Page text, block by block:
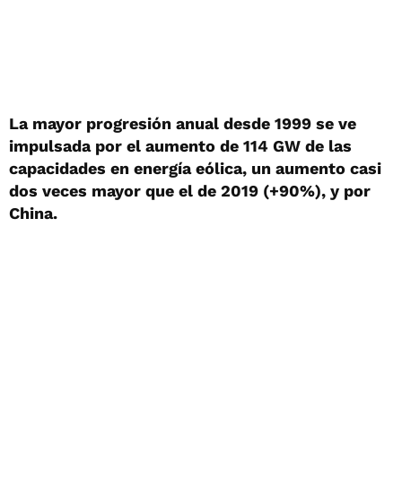
La mayor progresión anual desde 1999 se ve
impulsada por el aumento de 114 GW de las
capacidades en energía eólica, un aumento casi
dos veces mayor que el de 2019 (+90%), y por
China.